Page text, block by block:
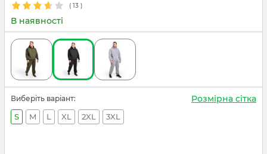
( 13 )
В наявності
Виберіть варіант:
S M L XL 2XL 3XL
Розмірна сітка